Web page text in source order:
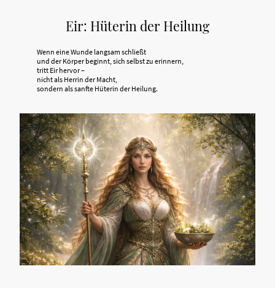
Eir: Hüterin der Heilung
Wenn eine Wunde langsam schließt
und der Körper beginnt, sich selbst zu erinnern,
tritt Eir hervor –
nicht als Herrin der Macht,
sondern als sanfte Hüterin der Heilung.